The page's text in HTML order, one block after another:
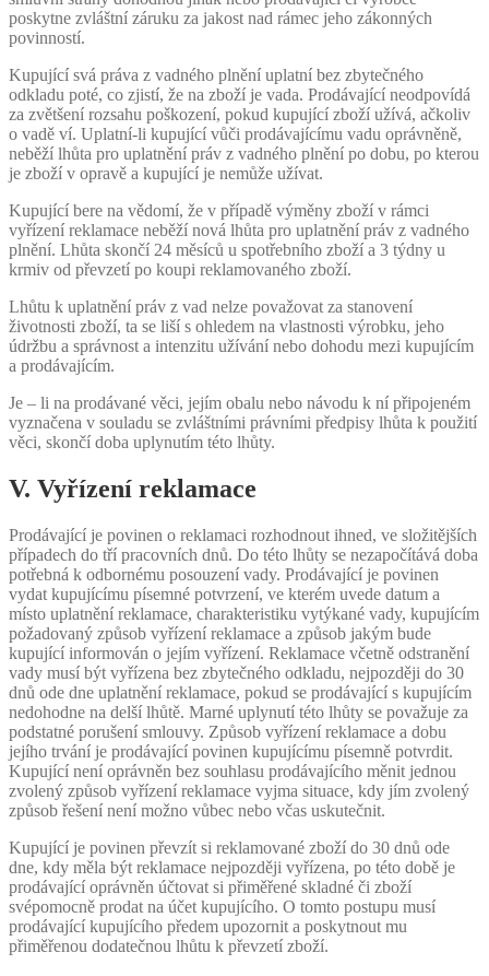
poskytne zvláštní záruku za jakost nad rámec jeho zákonných
povinností.
Kupující svá práva z vadného plnění uplatní bez zbytečného
odkladu poté, co zjistí, že na zboží je vada. Prodávající neodpovídá
za zvětšení rozsahu poškození, pokud kupující zboží užívá, ačkoliv
o vadě ví. Uplatní-li kupující vůči prodávajícímu vadu oprávněně,
neběží lhůta pro uplatnění práv z vadného plnění po dobu, po kterou
je zboží v opravě a kupující je nemůže užívat.
Kupující bere na vědomí, že v případě výměny zboží v rámci
vyřízení reklamace neběží nová lhůta pro uplatnění práv z vadného
plnění. Lhůta skončí 24 měsíců u spotřebního zboží a 3 týdny u
krmiv od převzetí po koupi reklamovaného zboží.
Lhůtu k uplatnění práv z vad nelze považovat za stanovení
životnosti zboží, ta se liší s ohledem na vlastnosti výrobku, jeho
údržbu a správnost a intenzitu užívání nebo dohodu mezi kupujícím
a prodávajícím.
Je – li na prodávané věci, jejím obalu nebo návodu k ní připojeném
vyznačena v souladu se zvláštními právními předpisy lhůta k použití
věci, skončí doba uplynutím této lhůty.
V. Vyřízení reklamace
Prodávající je povinen o reklamaci rozhodnout ihned, ve složitějších
případech do tří pracovních dnů. Do této lhůty se nezapočítává doba
potřebná k odbornému posouzení vady. Prodávající je povinen
vydat kupujícímu písemné potvrzení, ve kterém uvede datum a
místo uplatnění reklamace, charakteristiku vytýkané vady, kupujícím
požadovaný způsob vyřízení reklamace a způsob jakým bude
kupující informován o jejím vyřízení. Reklamace včetně odstranění
vady musí být vyřízena bez zbytečného odkladu, nejpozději do 30
dnů ode dne uplatnění reklamace, pokud se prodávající s kupujícím
nedohodne na delší lhůtě. Marné uplynutí této lhůty se považuje za
podstatné porušení smlouvy. Způsob vyřízení reklamace a dobu
jejího trvání je prodávající povinen kupujícímu písemně potvrdit.
Kupující není oprávněn bez souhlasu prodávajícího měnit jednou
zvolený způsob vyřízení reklamace vyjma situace, kdy jím zvolený
způsob řešení není možno vůbec nebo včas uskutečnit.
Kupující je povinen převzít si reklamované zboží do 30 dnů ode
dne, kdy měla být reklamace nejpozději vyřízena, po této době je
prodávající oprávněn účtovat si přiměřené skladné či zboží
svépomocně prodat na účet kupujícího. O tomto postupu musí
prodávající kupujícího předem upozornit a poskytnout mu
přiměřenou dodatečnou lhůtu k převzetí zboží.